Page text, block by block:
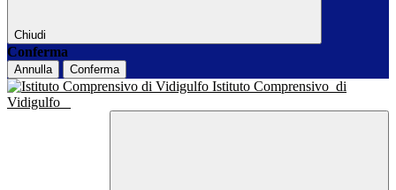
Chiudi
Conferma
Annulla Conferma
Istituto Comprensivo di
Vidigulfo